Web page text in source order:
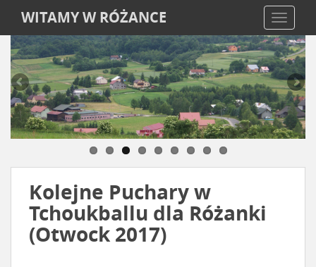
WITAMY W RÓŻANCE
Kolejne Puchary w
Tchoukballu dla Różanki
(Otwock 2017)